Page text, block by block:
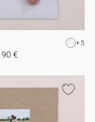
+5
€